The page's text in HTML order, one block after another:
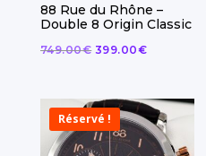
88 Rue du Rhône –
Double 8 Origin Classic
749.00€ Le
était :
749.00€.
399.00€Le
est :
399.00€.
Réservé !